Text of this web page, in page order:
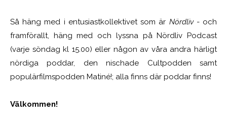
Så häng med i entusiastkollektivet som är Nördliv- och
framförallt, häng med och lyssna på Nördliv Podcast
(varje söndag kl 15.00) eller någon av våra andra härligt
nördiga poddar, den nischade Cultpodden samt
populärfilmspodden Matiné!; alla finns där poddar finns!
Välkommen!